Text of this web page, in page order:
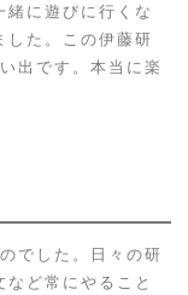
に遊びに行くな
した。この伊藤研
出です。本当に楽
でした。日々の研
ど常にやること